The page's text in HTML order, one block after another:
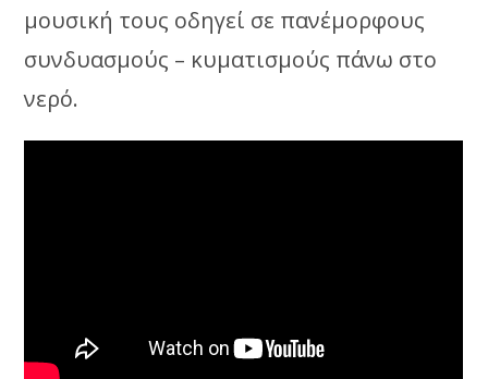
μουσική τους οδηγεί σε πανέμορφους
συνδυασμούς – κυματισμούς πάνω στο
νερό.